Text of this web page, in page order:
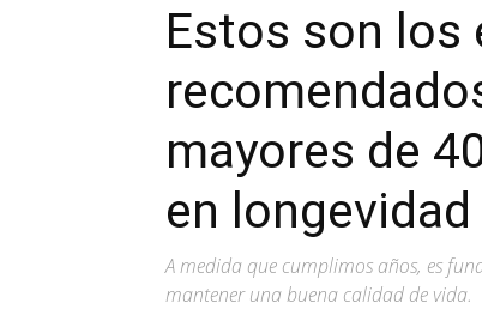
Estos son los
mayores de
en longevidad
A medida que cumplimos años, es
mantener una buena calidad de vida.